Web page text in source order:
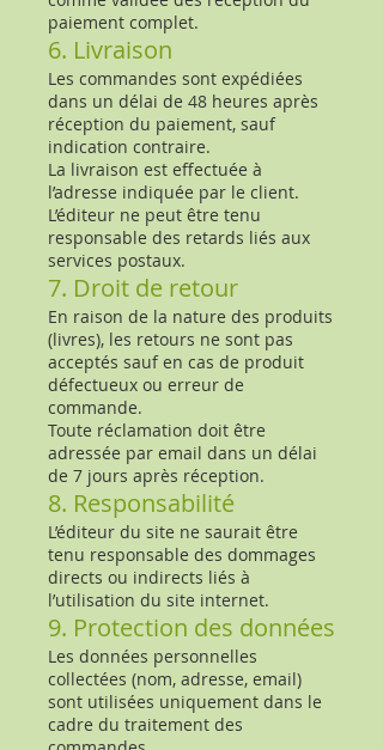
paiement complet.
6. Livraison
Les commandes sont expédiées
dans un délai de 48 heures après
réception du paiement, sauf
indication contraire.
La livraison est effectuée à
l’adresse indiquée par le client.
L’éditeur ne peut être tenu
responsable des retards liés aux
services postaux.
7. Droit de retour
En raison de la nature des produits
(livres), les retours ne sont pas
acceptés sauf en cas de produit
défectueux ou erreur de
commande.
Toute réclamation doit être
adressée par email dans un délai
de 7 jours après réception.
8. Responsabilité
L’éditeur du site ne saurait être
tenu responsable des dommages
directs ou indirects liés à
l’utilisation du site internet.
9. Protection des données
Les données personnelles
collectées (nom, adresse, email)
sont utilisées uniquement dans le
cadre du traitement des